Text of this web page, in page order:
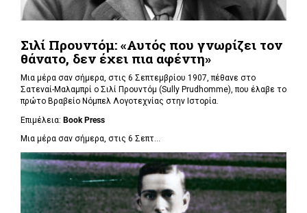
Σιλί Προυντόμ: «Αυτός που γνωρίζει τον
θάνατο, δεν έχει πια αφέντη»
Μια μέρα σαν σήμερα, στις 6 Σεπτεμβρίου 1907, πέθανε στο
Σατεναί-Μαλαμπρί ο Σιλί Προυντόμ (Sully Prudhomme), που έλαβε το
πρώτο Βραβείο Νόμπελ Λογοτεχνίας στην Ιστορία.
Επιμέλεια: Book Press
Μια μέρα σαν σήμερα, στις 6 Σεπτ...